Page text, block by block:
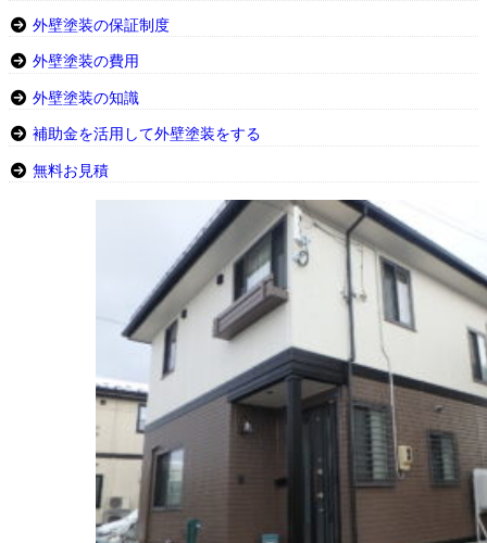
外壁塗装の保証制度
外壁塗装の費用
外壁塗装の知識
補助金を活用して外壁塗装をする
無料お見積